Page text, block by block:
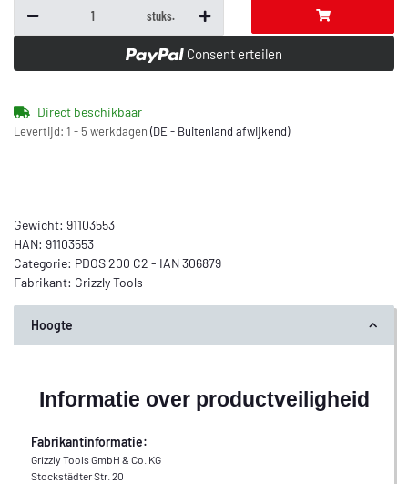
stuks.
Consent erteilen
Direct beschikbaar
Levertijd: 1 - 5 werkdagen (DE - Buitenland afwijkend)
Gewicht: 91103553
HAN: 91103553
Categorie: PDOS 200 C2 - IAN 306879
Fabrikant: Grizzly Tools
Hoogte
Informatie over productveiligheid
Fabrikantinformatie:
Grizzly Tools GmbH & Co. KG
Stockstädter Str. 20